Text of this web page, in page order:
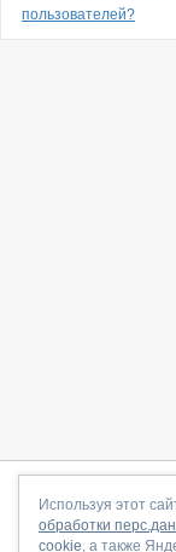
пользователей?
О сайте|С чего
Используя этот
обработки
cookie, а также